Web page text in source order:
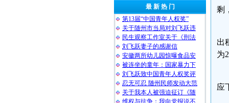
最 新 热 门
第13届“中国青年人权奖”
关于随州市当局对刘飞跃违
民生观察工作室关于《刑法
刘飞跃妻子的感谢信
安徽两所幼儿园惊曝食品安
被连坐的童年：国家暴力下
刘飞跃致中国青年人权奖评
忍无可忍 随州民师发动大范
关于我本人被强迫征订《随
维权与抗争：我向党报说不
剩
出
为
应